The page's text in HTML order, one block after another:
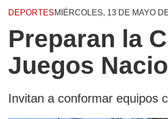
DEPORTESMIÉRCOLES, 13 DE MAYO
Preparan la
Juegos
Invitan a conformar equipos